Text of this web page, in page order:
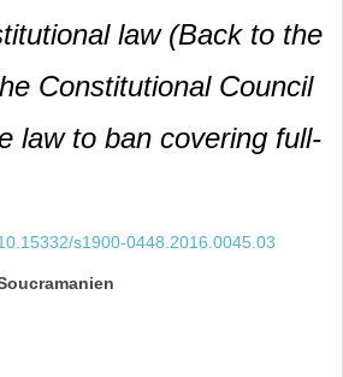
law (Back to the
Constitutional Council
law to ban covering full-
s1900-0448.2016.0045.03